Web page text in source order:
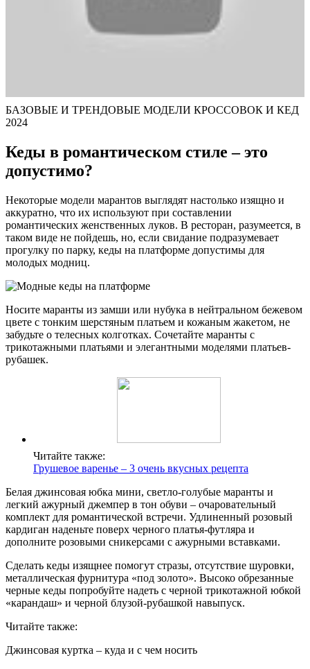
БАЗОВЫЕ И ТРЕНДОВЫЕ МОДЕЛИ КРОССОВОК И КЕД
2024
Кеды в романтическом стиле – это
допустимо?
Некоторые модели марантов выглядят настолько изящно и
аккуратно, что их используют при составлении
романтических женственных луков. В ресторан, разумеется, в
таком виде не пойдешь, но, если свидание подразумевает
прогулку по парку, кеды на платформе допустимы для
молодых модниц.
Носите маранты из замши или нубука в нейтральном бежевом
цвете с тонким шерстяным платьем и кожаным жакетом, не
забудьте о телесных колготках. Сочетайте маранты с
трикотажными платьями и элегантными моделями платьев-
рубашек.
Читайте также:
Грушевое варенье – 3 очень вкусных рецепта
Белая джинсовая юбка мини, светло-голубые маранты и
легкий ажурный джемпер в тон обуви – очаровательный
комплект для романтической встречи. Удлиненный розовый
кардиган наденьте поверх черного платья-футляра и
дополните розовыми сникерсами с ажурными вставками.
Сделать кеды изящнее помогут стразы, отсутствие шуровки,
металлическая фурнитура «под золото». Высоко обрезанные
черные кеды попробуйте надеть с черной трикотажной юбкой
«карандаш» и черной блузой-рубашкой навыпуск.
Читайте также:
Джинсовая куртка – куда и с чем носить